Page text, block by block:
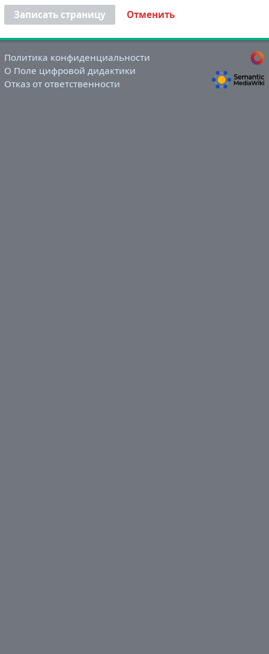
Записать страницу Отменить
Политика конфиденциальности
О Поле цифровой дидактики
Отказ от ответственности